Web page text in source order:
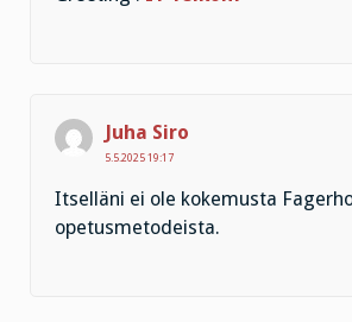
Juha Siro
5.5.2025 19:17
Itselläni ei ole kokemusta
opetusmetodeista.